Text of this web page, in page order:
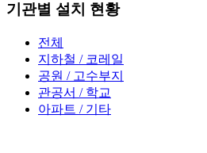
기관별 설치 현황
전체
지하철 / 코레일
공원 / 고수부지
관공서 / 학교
아파트 / 기타